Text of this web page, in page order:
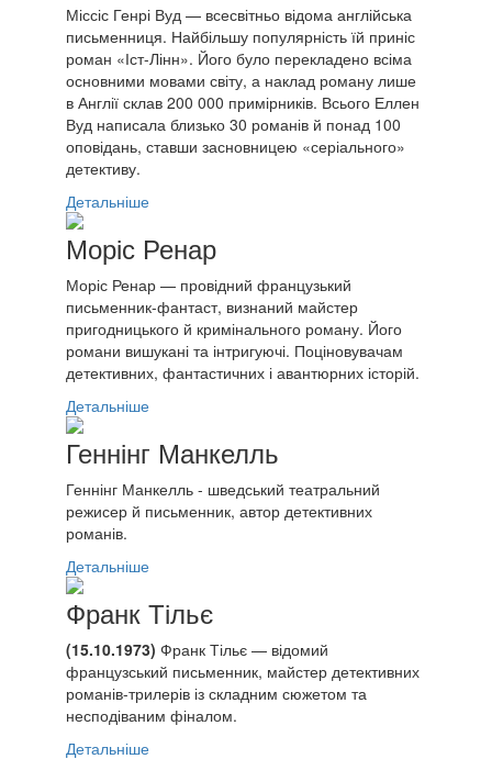
Міссіс Генрі Вуд — всесвітньо відома англійська
письменниця. Найбільшу популярність їй приніс
роман «Іст-Лінн». Його було перекладено всіма
основними мовами світу, а наклад роману лише
в Англії склав 200 000 примірників. Всього Еллен
Вуд написала близько 30 романів й понад 100
оповідань, ставши засновницею «серіального»
детективу.
Детальніше
Моріс Ренар
Моріс Ренар — провідний французький
письменник-фантаст, визнаний майстер
пригодницького й кримінального роману. Його
романи вишукані та інтригуючі. Поціновувачам
детективних, фантастичних і авантюрних історій.
Детальніше
Геннінг Манкелль
Геннінг Манкелль - шведський театральний
режисер й письменник, автор детективних
романів.
Детальніше
Франк Тільє
(15.10.1973) Франк Тільє — відомий
французський письменник, майстер детективних
романів-трилерів із складним сюжетом та
несподіваним фіналом.
Детальніше